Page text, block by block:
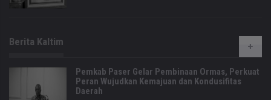
Berita Kaltim
Pemkab Paser Gelar Pembinaan Ormas, Perkuat
Peran Wujudkan Kemajuan dan Kondusifitas
Daerah